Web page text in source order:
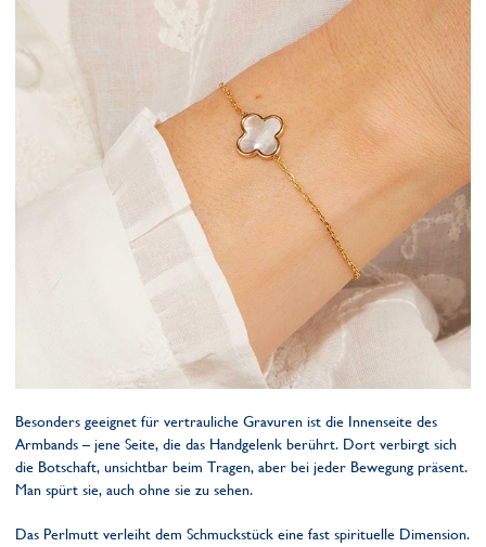
Besonders geeignet für vertrauliche Gravuren ist die Innenseite des
Armbands – jene Seite, die das Handgelenk berührt. Dort verbirgt sich
die Botschaft, unsichtbar beim Tragen, aber bei jeder Bewegung präsent.
Man spürt sie, auch ohne sie zu sehen.
Das Perlmutt verleiht dem Schmuckstück eine fast spirituelle Dimension.